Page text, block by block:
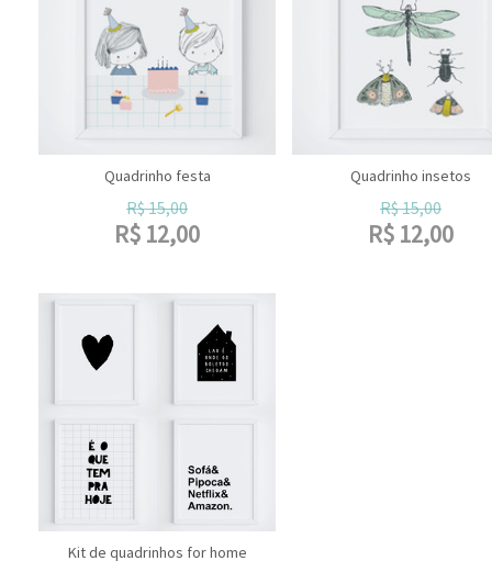
Quadrinho festa
R$15,00
R$ 12,00
Quadrinho insetos
R$15,00
R$ 12,00
Kit de quadrinhos for home